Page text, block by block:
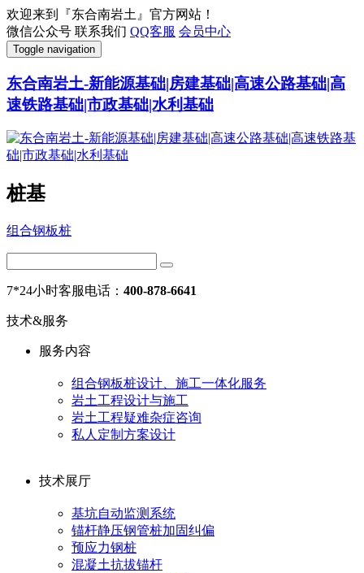
欢迎来到『东合南岩土』官方网站！
微信公众号 联系我们 QQ客服 会员中心
Toggle navigation
东合南岩土-新能源基础|房建基础|高速公路基础|高
速铁路基础|市政基础|水利基础
桩基
组合钢板桩
7*24小时客服电话： 400-878-6641
技术&服务
服务内容
组合钢板桩设计、施工一体化服务
岩土工程设计与施工
岩土工程疑难杂症咨询
私人定制方案设计
技术展厅
基坑自动监测系统
锚杆静压钢管桩加固纠偏
预应力钢桩
混凝土抗拔锚杆